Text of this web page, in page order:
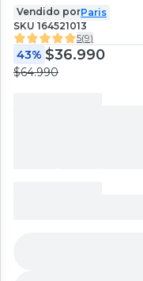
Vendido porParis
SKU 164521013
5(9)
43% $36.990
$64.990